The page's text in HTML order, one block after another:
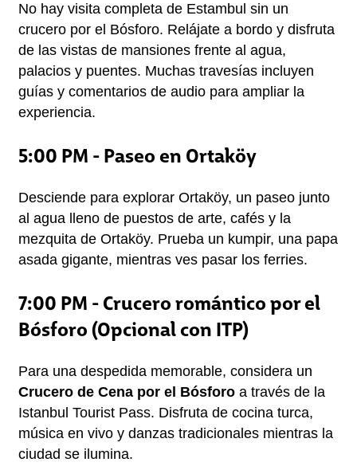
No hay visita completa de Estambul sin un
crucero por el Bósforo. Relájate a bordo y disfruta
de las vistas de mansiones frente al agua,
palacios y puentes. Muchas travesías incluyen
guías y comentarios de audio para ampliar la
experiencia.
5:00 PM - Paseo en Ortaköy
Desciende para explorar Ortaköy, un paseo junto
al agua lleno de puestos de arte, cafés y la
mezquita de Ortaköy. Prueba un kumpir, una papa
asada gigante, mientras ves pasar los ferries.
7:00 PM - Crucero romántico por el
Bósforo (Opcional con ITP)
Crucero de Cena por el Bósforo a través de la
Istanbul Tourist Pass. Disfruta de cocina turca,
música en vivo y danzas tradicionales mientras la
ciudad se ilumina.